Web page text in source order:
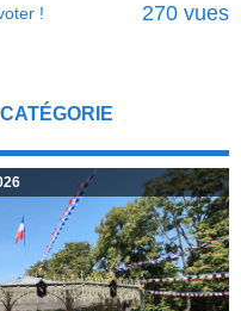
!
270 vues